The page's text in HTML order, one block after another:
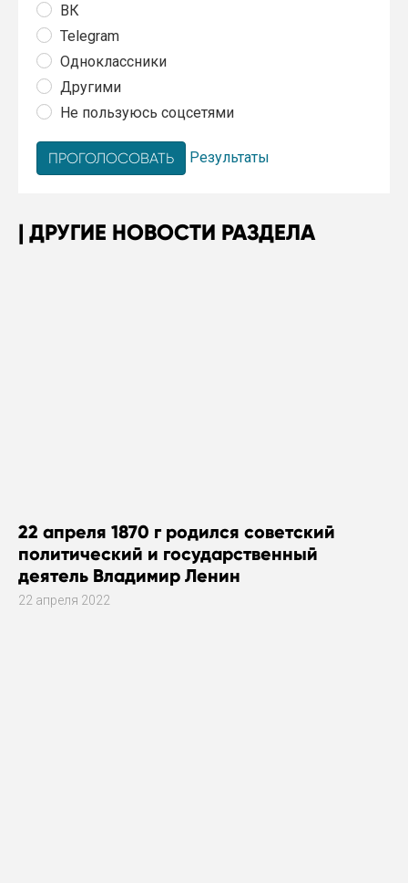
ВК
Telegram
Одноклассники
Другими
Не пользуюсь соцсетями
Результаты
ДРУГИЕ НОВОСТИ РАЗДЕЛА
22 апреля 1870 г родился советский
политический и государственный
деятель Владимир Ленин
22 апреля 2022